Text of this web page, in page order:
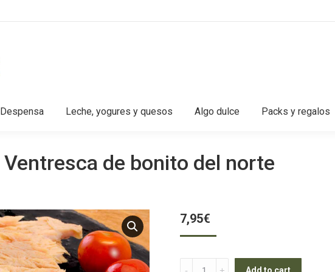
Despensa Leche, yogures y quesos Algo dulce Packs y regalos
Ventresca de bonito del norte
7,95€
Ventresca